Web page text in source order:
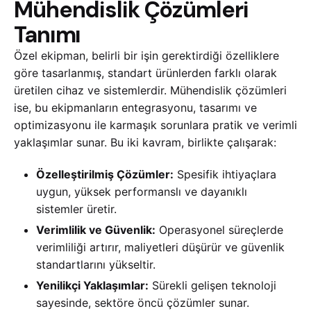
Mühendislik Çözümleri
Tanımı
Özel ekipman, belirli bir işin gerektirdiği özelliklere
göre tasarlanmış, standart ürünlerden farklı olarak
üretilen cihaz ve sistemlerdir. Mühendislik çözümleri
ise, bu ekipmanların entegrasyonu, tasarımı ve
optimizasyonu ile karmaşık sorunlara pratik ve verimli
yaklaşımlar sunar. Bu iki kavram, birlikte çalışarak:
Özelleştirilmiş Çözümler: Spesifik ihtiyaçlara
uygun, yüksek performanslı ve dayanıklı
sistemler üretir.
Verimlilik ve Güvenlik: Operasyonel süreçlerde
verimliliği artırır, maliyetleri düşürür ve güvenlik
standartlarını yükseltir.
Yenilikçi Yaklaşımlar: Sürekli gelişen teknoloji
sayesinde, sektöre öncü çözümler sunar.